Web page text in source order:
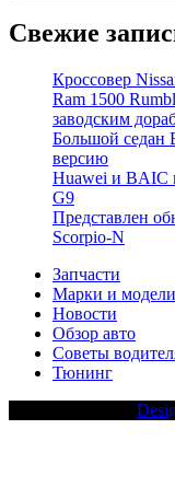
Свежие
Кроссовер
Ram 1500
заводским
Большой седан
версию
Huawei и BAIC
G9
Представлен
Scorpio-N
Запчасти
Марки и модели
Новости
Обзор авто
Советы
Тюнинг